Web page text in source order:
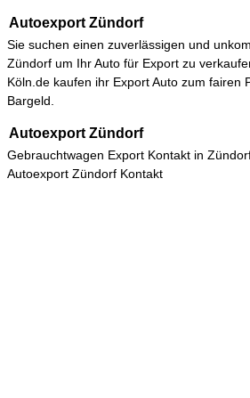
Autoexport Zündorf
Sie suchen einen zuverlässigen und
Zündorf um Ihr Auto für Export zu
Köln.de kaufen ihr Export Auto zum fairen
Bargeld.
Autoexport Zündorf
Gebrauchtwagen Export Kontakt in
Autoexport Zündorf Kontakt